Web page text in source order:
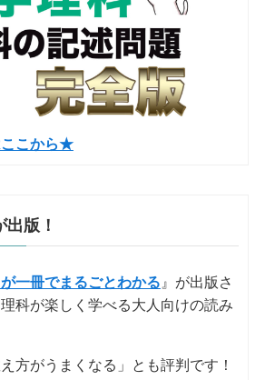
こから★
版！
が一冊でまるごとわかる 』が出版さ
科が楽しく学べる大人向けの読み
方がうまくなる」とも評判です！